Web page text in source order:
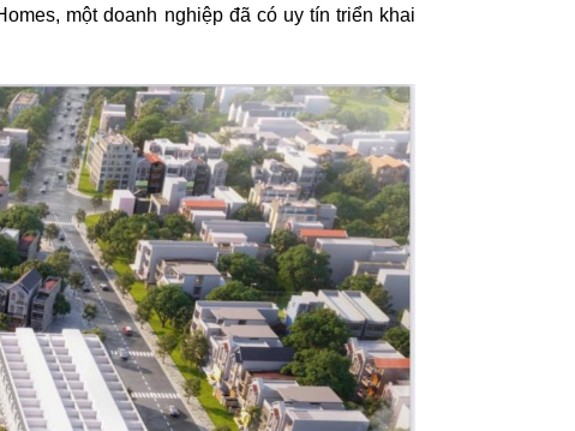
một doanh nghiệp đã có uy tín triển khai